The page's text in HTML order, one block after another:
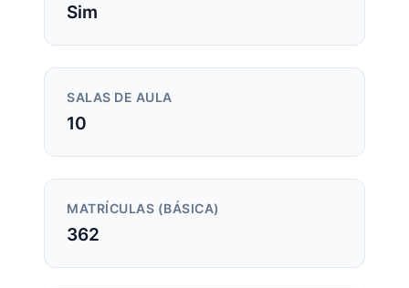
Sim
SALAS DE AULA
10
MATRÍCULAS (BÁSICA)
362